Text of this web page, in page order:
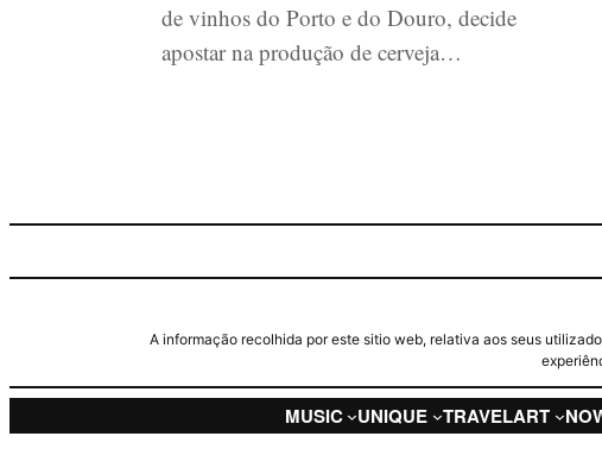
de vinhos do Porto e do Douro, decide
apostar na produção de cerveja…
A informação recolhida por este sitio web, relativa aos seus
MUSIC UNIQUE TRAVELART